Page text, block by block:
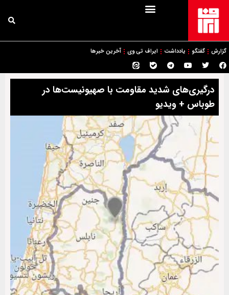
گزارش گفتگو یادداشت ایراف تی وی آخرین خبرها
درگیری‌های شدید مقاومت با صهیونیست‌ها در
طوباس + ویدیو